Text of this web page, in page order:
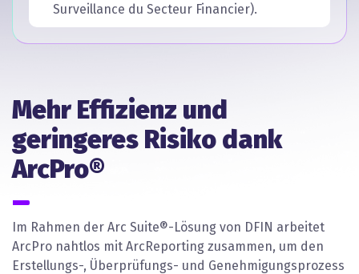
Surveillance du Secteur Financier).
Mehr Effizienz und
geringeres Risiko dank
ArcPro®
Im Rahmen der Arc Suite®-Lösung von DFIN arbeitet
ArcPro nahtlos mit ArcReporting zusammen, um den
Erstellungs-, Überprüfungs- und Genehmigungsprozess